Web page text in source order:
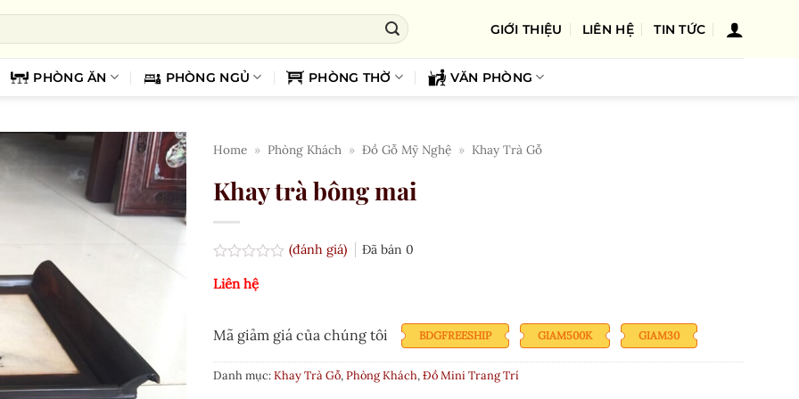
GIỚI THIỆU LIÊN HỆ TIN TỨC
PHÒNG ĂN PHÒNG NGỦ PHÒNG THỜ VĂN PHÒNG
Home » Phòng Khách » Đồ Gỗ Mỹ Nghệ » Khay Trà Gỗ
Khay trà bông mai
xếp
5
sao
(đánh giá) Đã bán 0
Liên hệ
Mã giảm giá của chúng tôi BDGFREESHIP GIAM500K GIAM30
Danh mục:Khay Trà Gỗ,Phòng Khách,Đồ Mini Trang Trí